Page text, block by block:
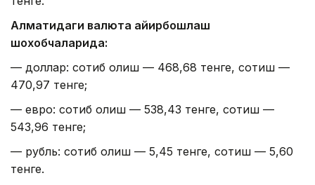
Алматидаги валюта айирбошлаш
шохобчаларида:
— доллар: сотиб олиш — 468,68 тенге, сотиш —
470,97 тенге;
— евро: сотиб олиш — 538,43 тенге, сотиш —
543,96 тенге;
— рубль: сотиб олиш — 5,45 тенге, сотиш — 5,60
тенге.